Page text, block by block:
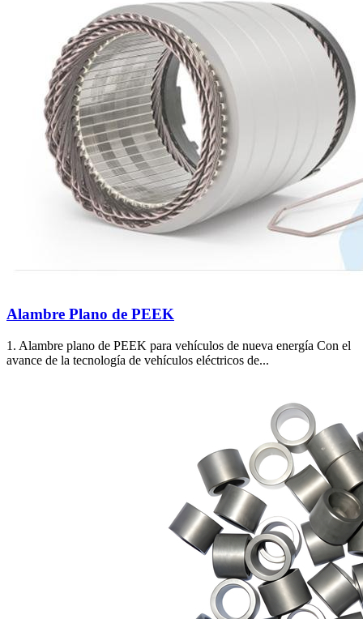
Alambre Plano de PEEK
1. Alambre plano de PEEK para vehículos de nueva energía Con el
avance de la tecnología de vehículos eléctricos de...